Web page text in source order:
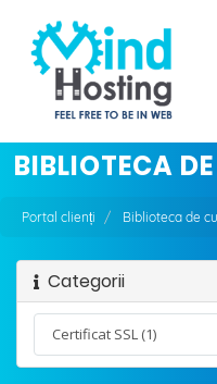
BIBLIOTECA
Portal clienți Biblioteca de
Categorii